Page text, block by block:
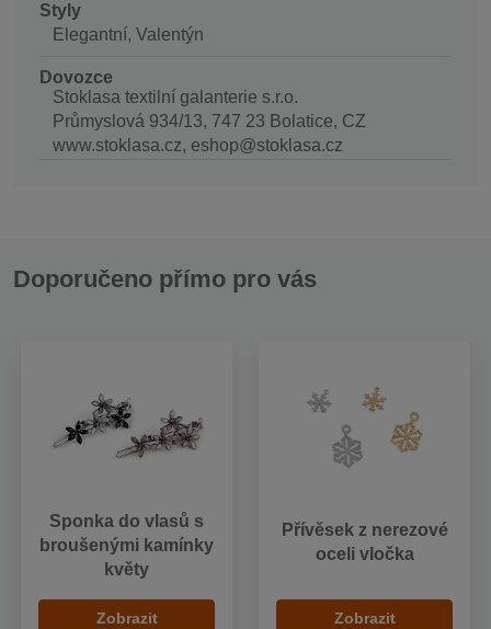
Styly
Elegantní, Valentýn
Dovozce
Stoklasa textilní galanterie s.r.o.
Průmyslová 934/13, 747 23 Bolatice, CZ
www.stoklasa.cz, eshop@stoklasa.cz
Doporučeno přímo pro vás
Sponka do vlasů s
broušenými kamínky
květy
Zobrazit
Přívěsek z nerezové
oceli vločka
Zobrazit